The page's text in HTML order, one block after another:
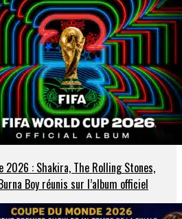
2026 : Shakira, The Rolling Stones,
Boy réunis sur l’album officiel